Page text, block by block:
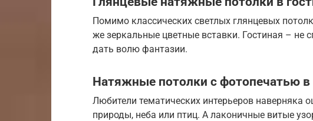
Помимо классических светлых глянцевых
же зеркальные цветные вставки. Гостиная – не
дать волю фантазии.
Натяжные потолки с фотопечатью в
Любители тематических интерьеров наверняка
природы, неба или птиц. А лаконичные витые